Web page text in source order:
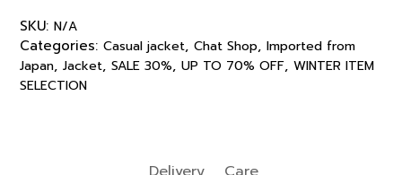
SKU: N/A
Categories: Casual jacket, Chat Shop, Imported from
Japan, Jacket, SALE 30%, UP TO 70% OFF, WINTER ITEM
SELECTION